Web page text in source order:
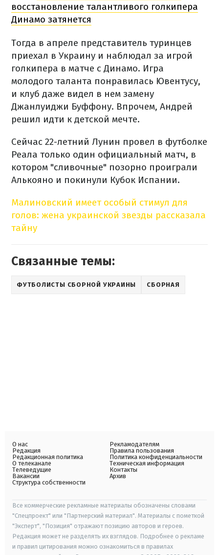
восстановление талантливого голкипера
Динамо затянется
Тогда в апреле представитель туринцев
приехал в Украину и наблюдал за игрой
голкипера в матче с Динамо. Игра
молодого таланта понравилась Ювентусу,
и клуб даже видел в нем замену
Джанлуиджи Буффону. Впрочем, Андрей
решил идти к детской мечте.
Сейчас 22-летний Лунин провел в футболке
Реала только один официальный матч, в
котором "сливочные" позорно проиграли
Алькояно и покинули Кубок Испании.
Малиновский имеет особый стимул для
голов: жена украинской звезды рассказала
тайну
Связанные темы:
ФУТБОЛИСТЫ СБОРНОЙ УКРАИНЫ СБОРНАЯ
О нас
Редакция
Редакционная политика
О телеканале
Телеведущие
Вакансии
Структура собственности
Рекламодателям
Правила пользования
Политика конфиденциальности
Техническая информация
Контакты
Архив
Все коммерческие рекламные материалы обозначены словами
"Спецпроект" или "Партнерский материал". Материалы с пометкой
"Эксперт", "Позиция" отражают позицию авторов и героев.
Редакция может не разделять их взглядов. Подробнее о рекламе
и правил цитирования можно ознакомиться в правилах